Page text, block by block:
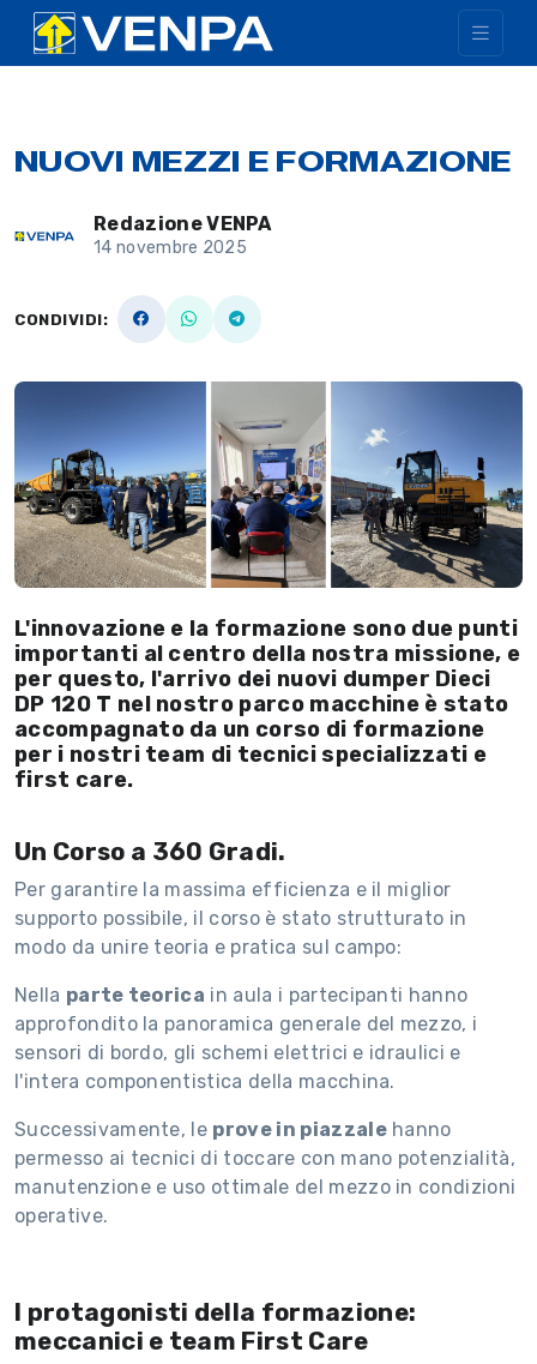
NUOVI MEZZI E FORMAZIONE
Redazione VENPA
14 novembre 2025
CONDIVIDI:
L'innovazione e la formazione sono due punti
importanti al centro della nostra missione, e
per questo, l'arrivo dei nuovi dumper Dieci
DP 120 T nel nostro parco macchine è stato
accompagnato da un corso di formazione
per i nostri team di tecnici specializzati e
first care.
Un Corso a 360 Gradi.
Per garantire la massima efficienza e il miglior
supporto possibile, il corso è stato strutturato in
modo da unire teoria e pratica sul campo:
Nella parte teorica in aula i partecipanti hanno
approfondito la panoramica generale del mezzo, i
sensori di bordo, gli schemi elettrici e idraulici e
l'intera componentistica della macchina.
Successivamente, le prove in piazzalehanno
permesso ai tecnici di toccare con mano potenzialità,
manutenzione e uso ottimale del mezzo in condizioni
operative.
I protagonisti della formazione:
meccanici e team First Care